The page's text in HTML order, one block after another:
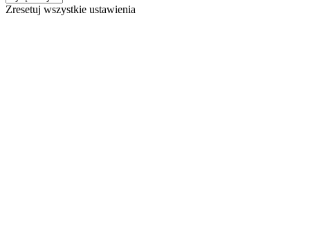
Zresetuj wszystkie ustawienia